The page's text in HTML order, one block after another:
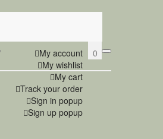
My account
My wishlist
My cart
Track your order
Sign in popup
Sign up popup
0